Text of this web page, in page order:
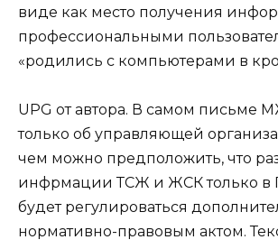
виде как место получения
профессиональными
«родились с компьютерами в
UPG от автора. В самом письме
только об управляющей
чем можно предположить, что
инфрмации ТСЖ и ЖСК только в
будет регулироваться
нормативно-правовым актом.